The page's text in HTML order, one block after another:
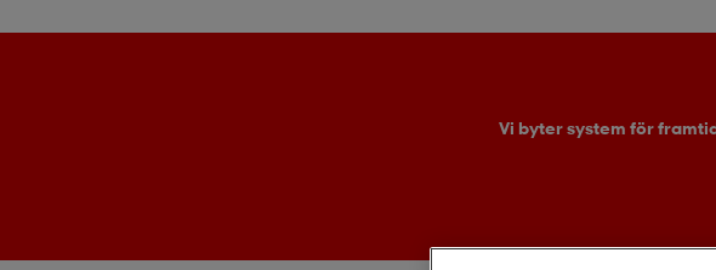
Vi byter system för